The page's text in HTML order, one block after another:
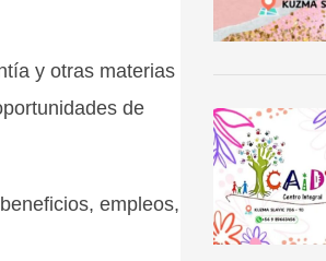
y otras materias
de
empleos,